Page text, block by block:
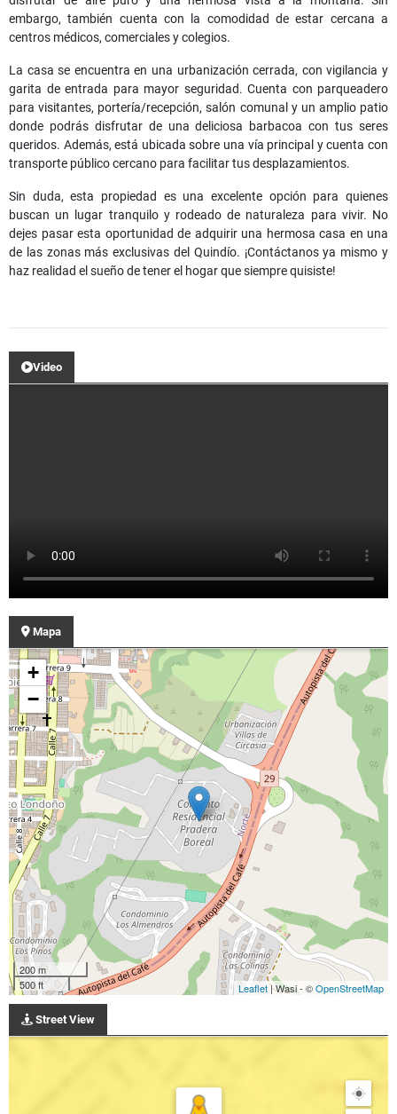
embargo, también cuenta con la comodidad de estar cercana a
centros médicos, comerciales y colegios.
La casa se encuentra en una urbanización cerrada, con vigilancia y
garita de entrada para mayor seguridad. Cuenta con parqueadero
para visitantes, portería/recepción, salón comunal y un amplio patio
donde podrás disfrutar de una deliciosa barbacoa con tus seres
queridos. Además, está ubicada sobre una vía principal y cuenta con
transporte público cercano para facilitar tus desplazamientos.
Sin duda, esta propiedad es una excelente opción para quienes
buscan un lugar tranquilo y rodeado de naturaleza para vivir. No
dejes pasar esta oportunidad de adquirir una hermosa casa en una
de las zonas más exclusivas del Quindío. ¡Contáctanos ya mismo y
haz realidad el sueño de tener el hogar que siempre quisiste!
Video
Mapa
+
−
200 m
500 ft
Leaflet| Wasi - ©OpenStreetMap
Street View